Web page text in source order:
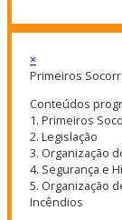
×
Primeiros
Conteúdos
1. Primeiros
2. Legislação
3. Organização
4. Segurança e
5. Organização
Incêndios